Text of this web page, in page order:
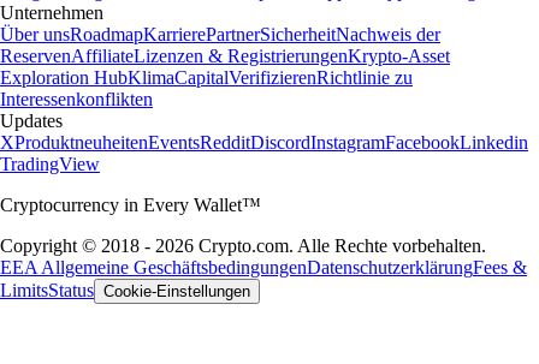
Unternehmen
Über unsRoadmapKarrierePartnerSicherheitNachweis der
ReservenAffiliateLizenzen & RegistrierungenKrypto-Asset
Exploration HubKlimaCapitalVerifizierenRichtlinie zu
Interessenkonflikten
Updates
XProduktneuheitenEventsRedditDiscordInstagramFacebookLinkedin
TradingView
Cryptocurrency in Every Wallet™
Copyright © 2018 - 2026 Crypto.com. Alle Rechte vorbehalten.
EEA Allgemeine GeschäftsbedingungenDatenschutzerklärungFees &
LimitsStatus Cookie-Einstellungen